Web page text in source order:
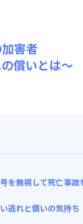
害者
償いとは～
を無視して死亡事故
逃れと償いの気持ち